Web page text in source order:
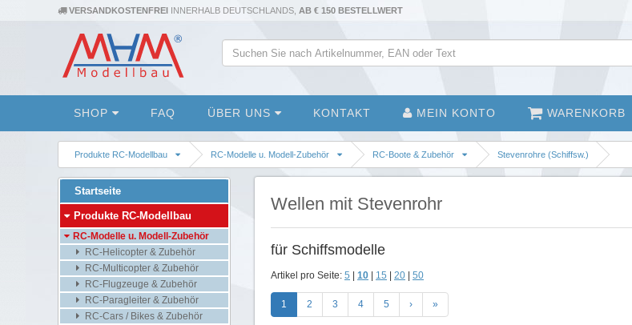
VERSANDKOSTENFREI INNERHALB DEUTSCHLANDS, AB € 150 BESTELLWERT
SHOP FAQ ÜBER UNS KONTAKT MEIN KONTO WARENKORB
Produkte RC-Modellbau RC-Modelle u. Modell-Zubehör RC-Boote & Zubehör Stevenrohre (Schiffsw.)
Wellen mit Stevenrohr
für Schiffsmodelle
Artikel pro Seite: 5 10 15 20 50
1 2 3 4 5 › »
Startseite
Produkte RC-Modellbau
RC-Modelle u. Modell-Zubehör
RC-Helicopter & Zubehör
RC-Multicopter & Zubehör
RC-Flugzeuge & Zubehör
RC-Paragleiter & Zubehör
RC-Cars / Bikes & Zubehör